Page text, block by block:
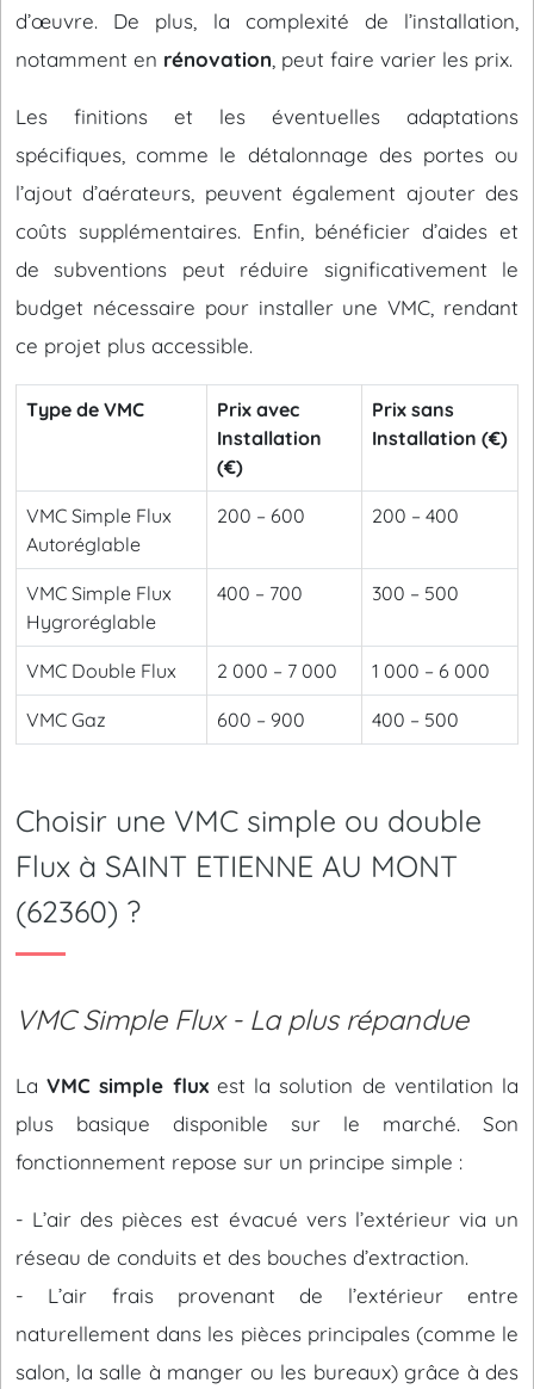
d’œuvre. De plus, la complexité de l’installation,
notamment en rénovation , peut faire varier les prix.
Les finitions et les éventuelles adaptations
spécifiques, comme le détalonnage des portes ou
l’ajout d’aérateurs, peuvent également ajouter des
coûts supplémentaires. Enfin, bénéficier d’aides et
de subventions peut réduire significativement le
budget nécessaire pour installer une VMC, rendant
ce projet plus accessible.
Type de VMC
Prix avec
Installation
(€)
Prix sans
Installation (€)
VMC Simple Flux
Autoréglable
200 – 600 200 – 400
VMC Simple Flux
Hygroréglable
400 – 700 300 – 500
VMC Double Flux 2 000 – 7 000 1 000 – 6 000
VMC Gaz 600 – 900 400 – 500
Choisir une VMC simple ou double
Flux à SAINT ETIENNE AU MONT
(62360) ?
VMC Simple Flux - La plus répandue
LaVMC simple fluxest la solution de ventilation la
plus basique disponible sur le marché. Son
fonctionnement repose sur un principe simple :
- L’air des pièces est évacué vers l’extérieur via un
réseau de conduits et des bouches d’extraction.
- L’air frais provenant de l’extérieur entre
naturellement dans les pièces principales (comme le
salon, la salle à manger ou les bureaux) grâce à des